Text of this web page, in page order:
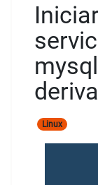
Linux